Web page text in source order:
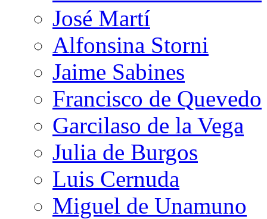
José Martí
Alfonsina Storni
Jaime Sabines
Francisco de Quevedo
Garcilaso de la Vega
Julia de Burgos
Luis Cernuda
Miguel de Unamuno